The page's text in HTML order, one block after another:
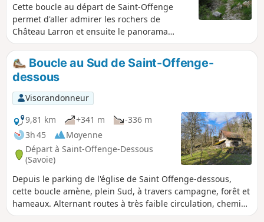
Cette boucle au départ de Saint-Offenge
permet d'aller admirer les rochers de
Château Larron et ensuite le panorama
depuis le sommet de la Dolca. Belle vue sur
le Lac du Bourget let la montagne du Chat
depuis le Chalet Trousset. Belles vues
également depuis le Golet du Pont.
Boucle au Sud de Saint-Offenge-
dessous
Visorandonneur
9,81 km
+341 m
-336 m
3h 45
Moyenne
Départ à Saint-Offenge-Dessous
(Savoie)
Depuis le parking de l'église de Saint Offenge-dessous,
cette boucle amène, plein Sud, à travers campagne, forêt et
hameaux. Alternant routes à très faible circulation, chemins
et sentiers, elle réserve quelques jolies vues.